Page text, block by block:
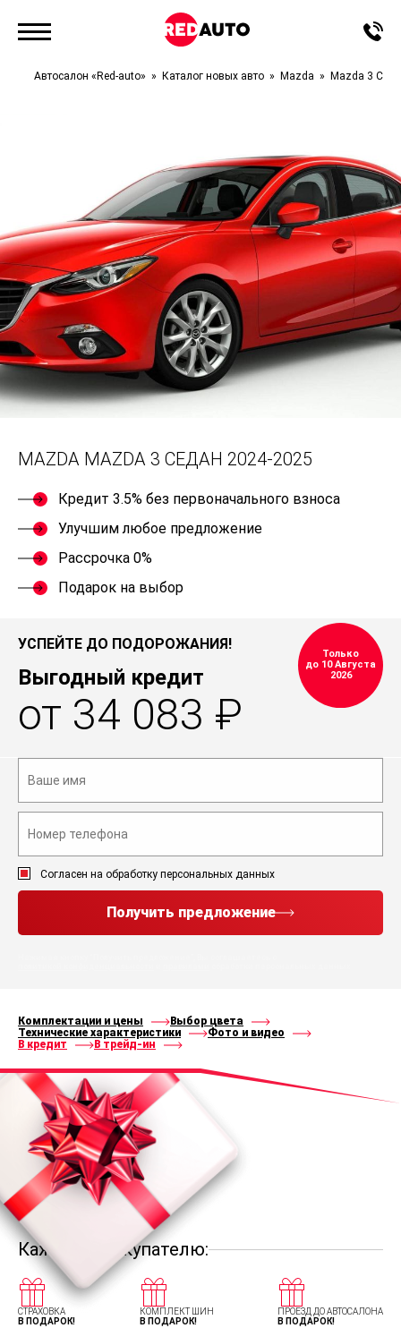
Автосалон «Red-auto» Каталог новых авто Mazda Mazda 3
MAZDA MAZDA 3 СЕДАН 2024-2025
Кредит 3.5% без первоначального взноса
Улучшим любое предложение
Рассрочка 0%
Подарок на выбор
УСПЕЙТЕ ДО ПОДОРОЖАНИЯ!
Выгодный кредит
от 34 083 ₽
Только
до 10 Августа
2026
Согласен на обработку персональных данных
Получить предложение
Комплектации и цены
Выбор цвета
Технические характеристики
Фото и видео
В кредит
В трейд-ин
Каждому покупателю:
СТРАХОВКА
В ПОДАРОК!
КОМПЛЕКТ ШИН
В ПОДАРОК!
ПРОЕЗД ДО АВТОСАЛОНА
В ПОДАРОК!